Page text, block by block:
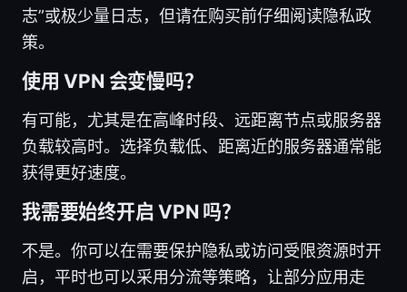
志”或极少量日志，但请在购买前仔细阅读隐私政
策。
使用 VPN 会变慢吗？
有可能，尤其是在高峰时段、远距离节点或服务器
负载较高时。选择负载低、距离近的服务器通常能
获得更好速度。
我需要始终开启 VPN 吗？
不是。你可以在需要保护隐私或访问受限资源时开
启，平时也可以采用分流等策略，让部分应用走